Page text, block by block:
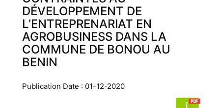
DÉVELOPPEMENT DE
L’ENTREPRENARIAT EN
AGROBUSINESS DANS LA
COMMUNE DE BONOU AU
BENIN
Publication Date : 01-12-2020